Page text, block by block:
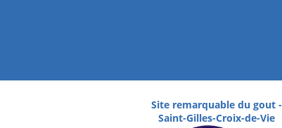
Site remarquable du gout -
Saint-Gilles-Croix-de-Vie